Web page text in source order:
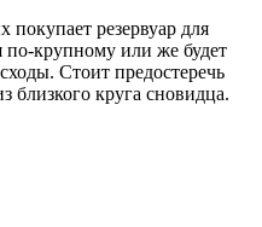
покупает резервуар для
крупному или же будет
Стоит предостеречь
близкого круга сновидца.